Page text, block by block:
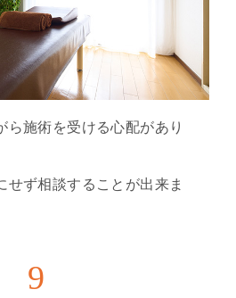
ら施術を受ける心配があり
せず相談することが出来ま
9